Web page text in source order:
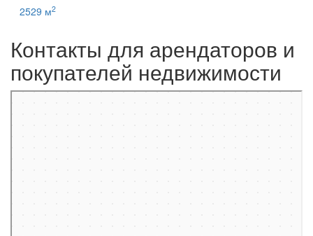
2529 м2
Контакты для арендаторов и
покупателей недвижимости